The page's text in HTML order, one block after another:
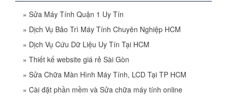
» Sửa Máy Tính Quận 1 Uy Tín
» Dịch Vụ Bảo Trì Máy Tính Chuyên Nghiệp HCM
» Dịch Vụ Cứu Dữ Liệu Uy Tín Tại HCM
» Thiết kế website giá rẻ Sài Gòn
» Sửa Chữa Màn Hình Máy Tính, LCD Tại TP HCM
» Cài đặt phần mềm và Sửa chữa máy tính online